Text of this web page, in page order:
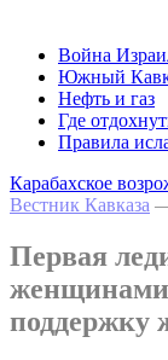
Война
Южный
Нефть и газ
Где
Правила
Карабахское
Вестник Кавказа
Первая
поддержку